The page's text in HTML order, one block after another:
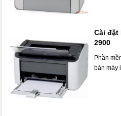
Cài đặt
2900
Phần
bán máy